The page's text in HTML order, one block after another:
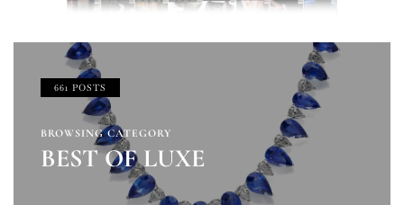
661 POSTS
BROWSING CATEGORY
BEST OF LUXE